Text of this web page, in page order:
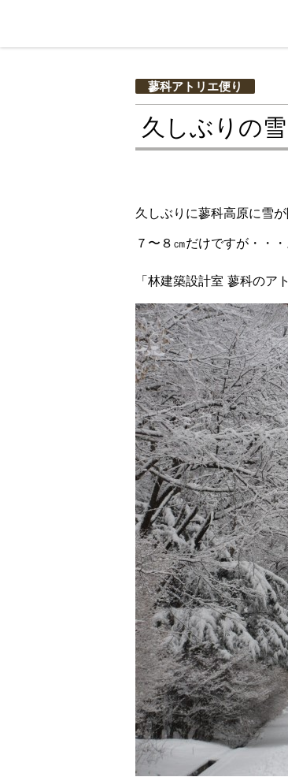
蓼科アトリエ便り
久しぶりの
久しぶりに蓼科高原に雪
７〜８㎝だけですが・・・
「林建築設計室 蓼科のア